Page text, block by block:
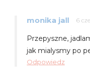
monika jall 6
Przepyszne,
jak mialysmy po
Odpowiedz